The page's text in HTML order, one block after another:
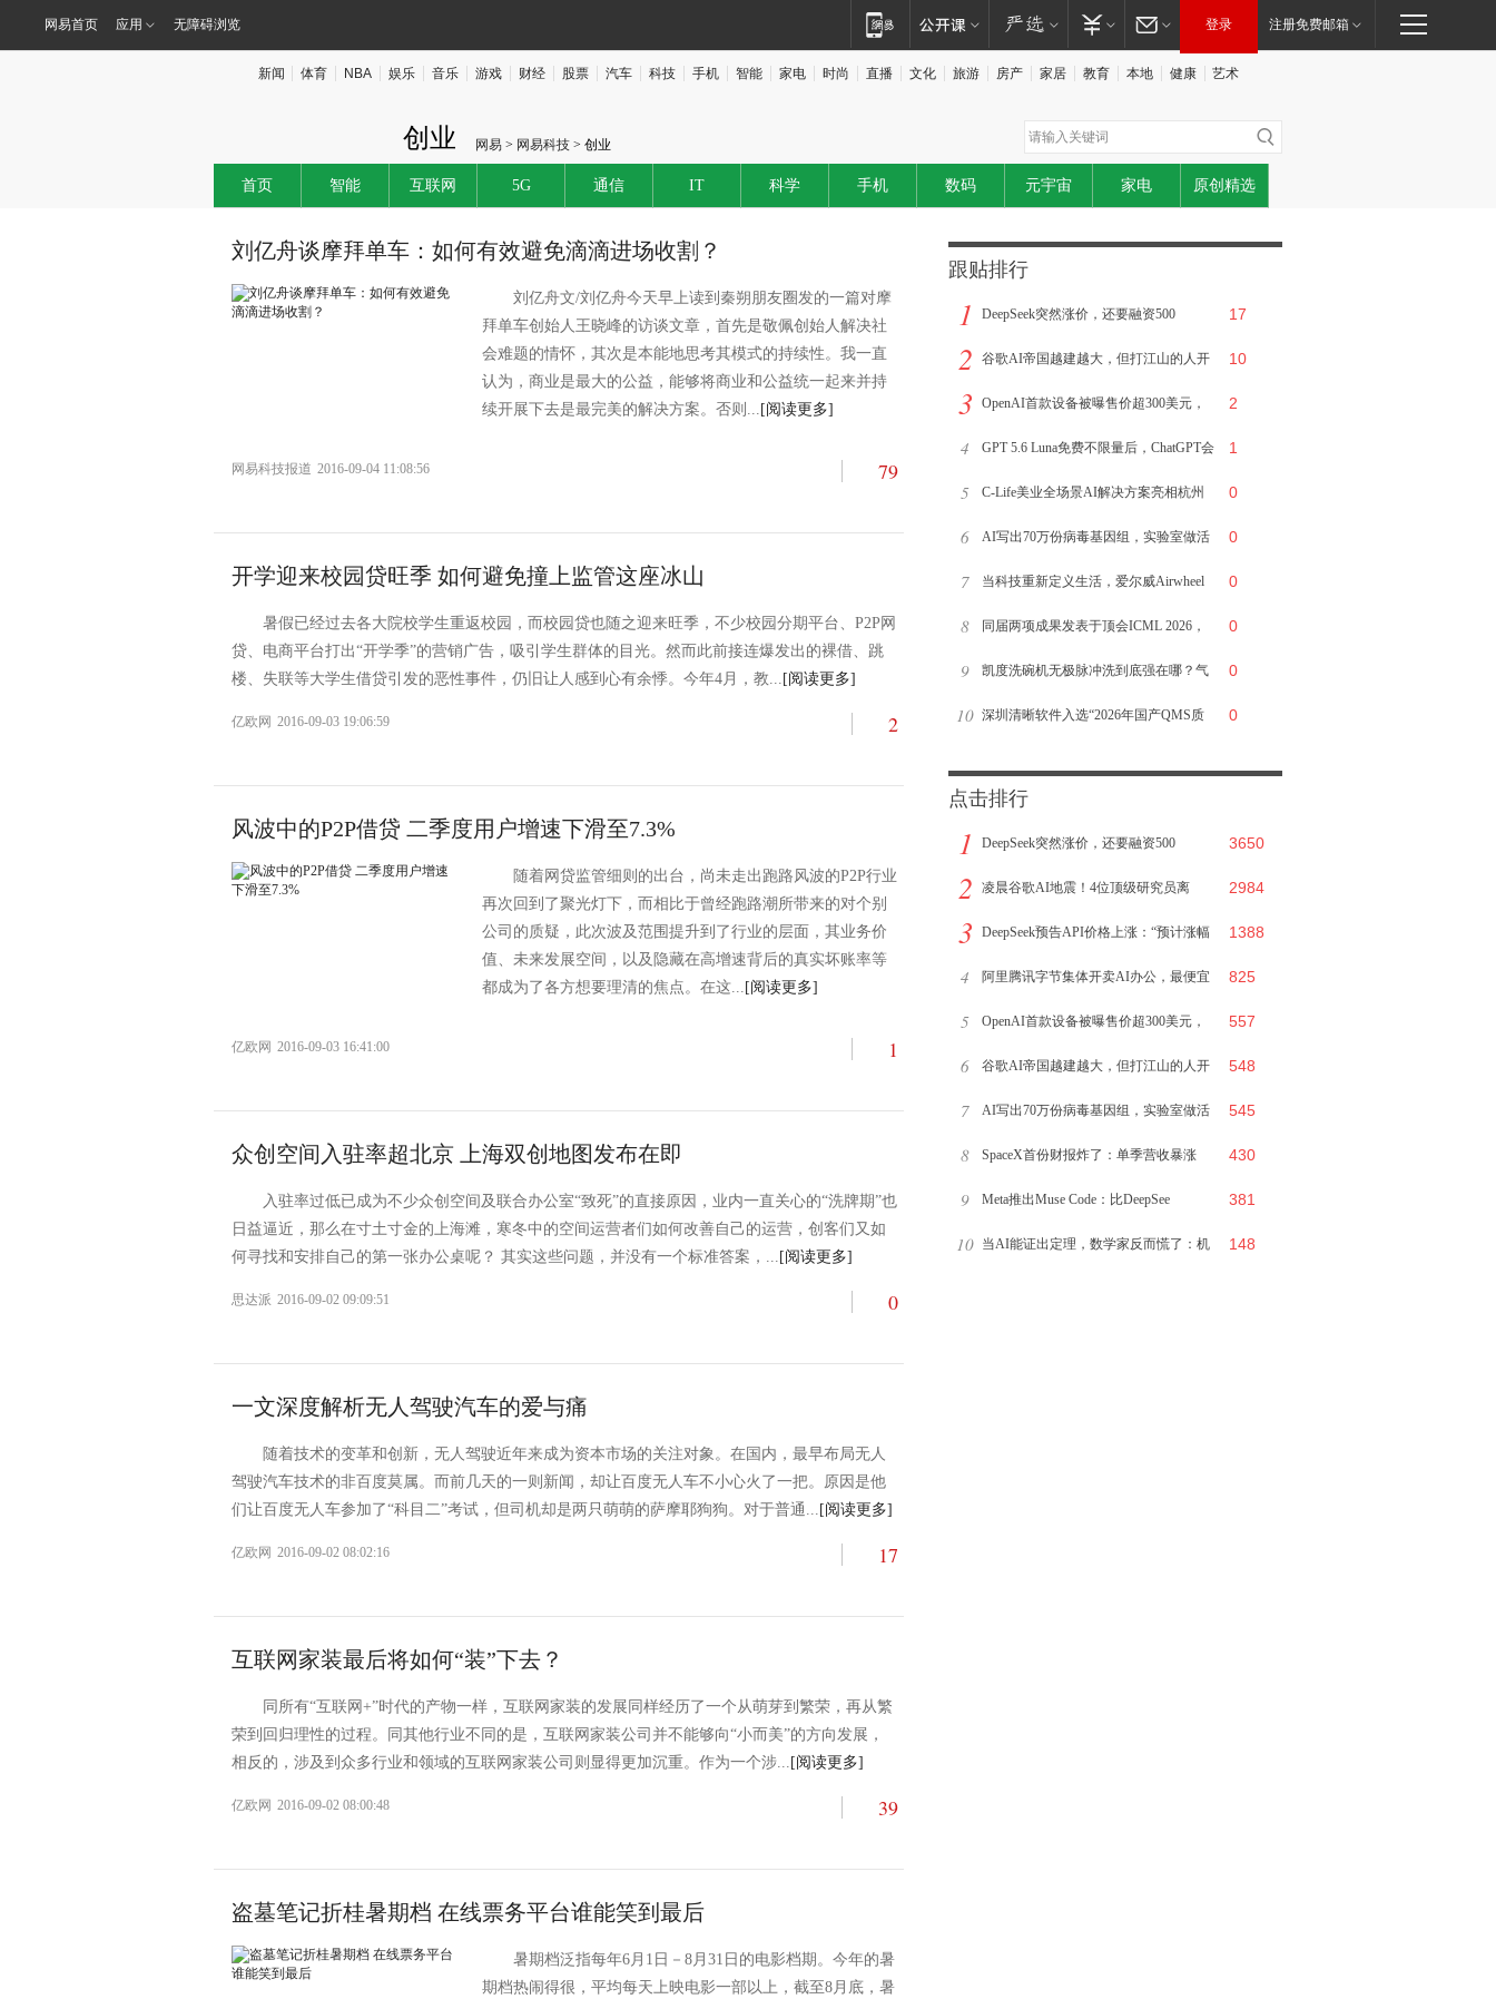
网易首页 应用 无障碍浏览 登录 注册免费邮箱
新闻 体育 NBA 娱乐 音乐 游戏 财经 股票 汽车 科技 手机 智能 家电 时尚 直播 文化 旅游 房产 家居 教育 本地 健康 艺术
创业 网易 > 网易科技 > 创业
首页 智能 互联网 5G 通信 IT 科学 手机 数码 元宇宙 家电 原创精选
刘亿舟谈摩拜单车：如何有效避免滴滴进场收割？
刘亿舟文/刘亿舟今天早上读到秦朔朋友圈发的一篇对摩
拜单车创始人王晓峰的访谈文章，首先是敬佩创始人解决社
会难题的情怀，其次是本能地思考其模式的持续性。我一直
认为，商业是最大的公益，能够将商业和公益统一起来并持
续开展下去是最完美的解决方案。否则... [阅读更多]
79
网易科技报道 2016-09-04 11:08:56
开学迎来校园贷旺季 如何避免撞上监管这座冰山
暑假已经过去各大院校学生重返校园，而校园贷也随之迎来旺季，不少校园分期平台、P2P网
贷、电商平台打出“开学季”的营销广告，吸引学生群体的目光。然而此前接连爆发出的裸借、跳
楼、失联等大学生借贷引发的恶性事件，仍旧让人感到心有余悸。今年4月，教... [阅读更多]
2
亿欧网 2016-09-03 19:06:59
风波中的P2P借贷 二季度用户增速下滑至7.3%
随着网贷监管细则的出台，尚未走出跑路风波的P2P行业
再次回到了聚光灯下，而相比于曾经跑路潮所带来的对个别
公司的质疑，此次波及范围提升到了行业的层面，其业务价
值、未来发展空间，以及隐藏在高增速背后的真实坏账率等
都成为了各方想要理清的焦点。在这... [阅读更多]
1
亿欧网 2016-09-03 16:41:00
众创空间入驻率超北京 上海双创地图发布在即
入驻率过低已成为不少众创空间及联合办公室“致死”的直接原因，业内一直关心的“洗牌期”也
日益逼近，那么在寸土寸金的上海滩，寒冬中的空间运营者们如何改善自己的运营，创客们又如
何寻找和安排自己的第一张办公桌呢？ 其实这些问题，并没有一个标准答案，... [阅读更多]
0
思达派 2016-09-02 09:09:51
一文深度解析无人驾驶汽车的爱与痛
随着技术的变革和创新，无人驾驶近年来成为资本市场的关注对象。在国内，最早布局无人
驾驶汽车技术的非百度莫属。而前几天的一则新闻，却让百度无人车不小心火了一把。原因是他
们让百度无人车参加了“科目二”考试，但司机却是两只萌萌的萨摩耶狗狗。对于普通... [阅读更多]
17
亿欧网 2016-09-02 08:02:16
互联网家装最后将如何“装”下去？
同所有“互联网+”时代的产物一样，互联网家装的发展同样经历了一个从萌芽到繁荣，再从繁
荣到回归理性的过程。同其他行业不同的是，互联网家装公司并不能够向“小而美”的方向发展，
相反的，涉及到众多行业和领域的互联网家装公司则显得更加沉重。作为一个涉... [阅读更多]
39
亿欧网 2016-09-02 08:00:48
盗墓笔记折桂暑期档 在线票务平台谁能笑到最后
暑期档泛指每年6月1日－8月31日的电影档期。今年的暑
期档热闹得很，平均每天上映电影一部以上，截至8月底，暑
跟贴排行
1 DeepSeek突然涨价，还要融资500
亿：“只收电费钱”的梁文锋，变了吗？
17
2 谷歌AI帝国越建越大，但打江山的人开
始集体离开
10
3 OpenAI首款设备被曝售价超300美元，
为什么先做成无屏音箱
2
4 GPT 5.6 Luna免费不限量后，ChatGPT会
员还卖什么
1
5 C-Life美业全场景AI解决方案亮相杭州
美业AI增长大会
0
6 AI写出70万份病毒基因组，实验室做活
了16个
0
7 当科技重新定义生活，爱尔威Airwheel
正在引领下一代智能出行风潮
0
8 同届两项成果发表于顶会ICML 2026，
云蝶科技持续推进协作式具身智能基础
研究
0
9 凯度洗碗机无极脉冲洗到底强在哪？气
泡洗 / 万向喷淋洗 / H 喷淋洗 / 5D 喷淋
0
10 深圳清晰软件入选“2026年国产QMS质 0
点击排行
1 DeepSeek突然涨价，还要融资500
亿：“只
3650
2 凌晨谷歌AI地震！4位顶级研究员离
职，哈萨比斯退
2984
3 DeepSeek预告API价格上涨：“预计涨幅
较
1388
4 阿里腾讯字节集体开卖AI办公，最便宜
月费68元，
825
5 OpenAI首款设备被曝售价超300美元，
为什么
557
6 谷歌AI帝国越建越大，但打江山的人开
始集体离开
548
7 AI写出70万份病毒基因组，实验室做活
了16个
545
8 SpaceX首份财报炸了：单季营收暴涨
92%，A
430
9 Meta推出Muse Code：比DeepSee 381
10 当AI能证出定理，数学家反而慌了：机 148